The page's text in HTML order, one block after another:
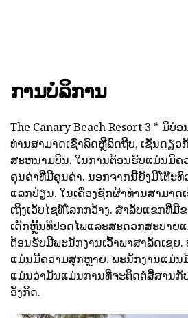
ການບໍລິການ
The Canary Beach Resort 3 * ມີບ່
ທ່ານສາມາດເຊົ່າລົດຫຼືລົດຖີບ, ເຊັ່ນດຽວ
ສະຫນາມບິນ. ໃນການຕ້ອນຮັບແມ່ນມີຄ
ຄຸນຄ່າທີ່ມີຄຸນຄ່າ. ນອກຈາກນີ້ຍັງມີໂຕ໊ະທົ
ແລກປ່ຽນ. ໃນເຄື່ອງຊັກຜ້າທ່ານສາມາດ
ເຖິງເວັບໄຊທ໌ໂລກກວ້າງ. ສໍາລັບແຂກທີ່
ເດັກຫຼິ້ນທີ່ປອດໄພແລະສະດວກສະບາຍ
ຕ້ອນຮັບມີພະນັກງານເວົ້າພາສາລັດເຊຍ
ແມ່ນມີຄວາມສຸກຫຼາຍ. ພະນັກງານແມ່ນ
ແມ່ນວ່າມັນແມ່ນການທີ່ຈະຕິດຕໍ່ສື່ສານກັ
ອັງກິດ.